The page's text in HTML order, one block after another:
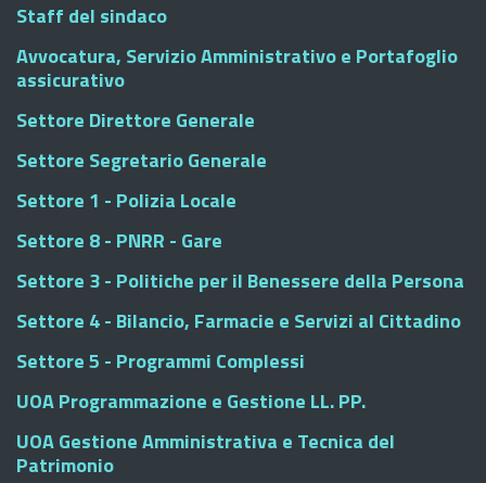
Staff del sindaco
Avvocatura, Servizio Amministrativo e Portafoglio
assicurativo
Settore Direttore Generale
Settore Segretario Generale
Settore 1 - Polizia Locale
Settore 8 - PNRR - Gare
Settore 3 - Politiche per il Benessere della Persona
Settore 4 - Bilancio, Farmacie e Servizi al Cittadino
Settore 5 - Programmi Complessi
UOA Programmazione e Gestione LL. PP.
UOA Gestione Amministrativa e Tecnica del
Patrimonio